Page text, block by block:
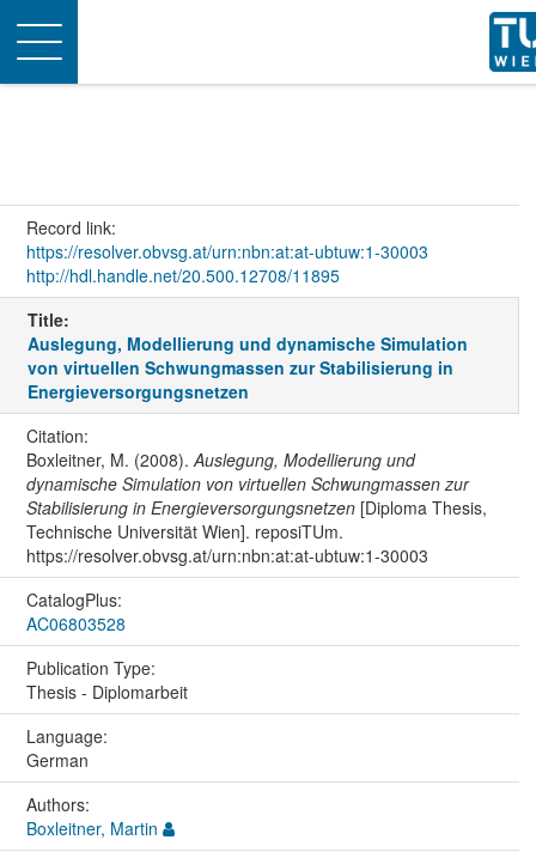
Toggle
navigation
Record link:
https://resolver.obvsg.at/urn:nbn:at:at-ubtuw:1-30003
http://hdl.handle.net/20.500.12708/11895
Title:
Auslegung, Modellierung und dynamische Simulation
von virtuellen Schwungmassen zur Stabilisierung in
Energieversorgungsnetzen
Citation:
Boxleitner, M. (2008). Auslegung, Modellierung und
dynamische Simulation von virtuellen Schwungmassen zur
Stabilisierung in Energieversorgungsnetzen[Diploma Thesis,
Technische Universität Wien]. reposiTUm.
https://resolver.obvsg.at/urn:nbn:at:at-ubtuw:1-30003
CatalogPlus:
AC06803528
Publication Type:
Thesis - Diplomarbeit
Language:
German
Authors:
Boxleitner, Martin